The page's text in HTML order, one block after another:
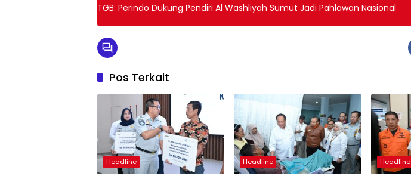
TGB: Perindo Dukung Pendiri Al Washliyah Sumut Jadi Pahlawan Nasional
Pos Terkait
Headline Headline Headline